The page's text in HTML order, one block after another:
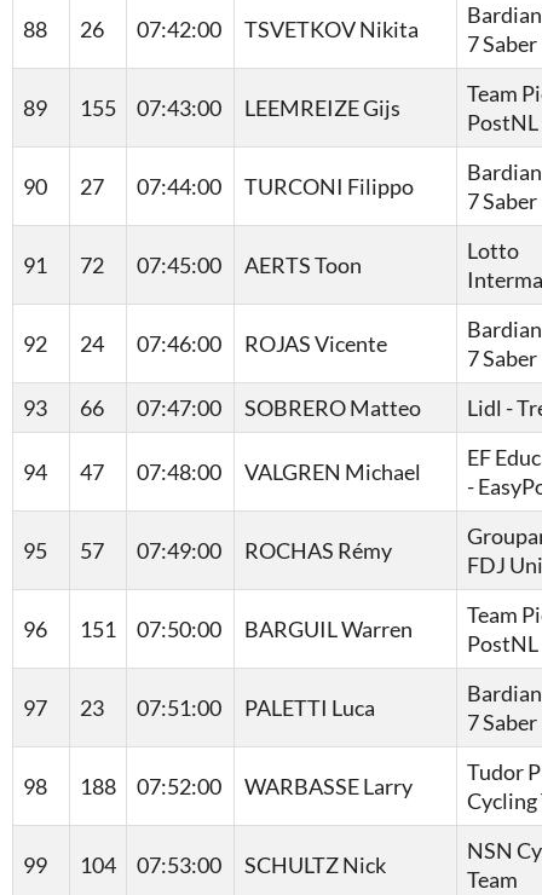
88 26 07:42:00 TSVETKOV Nikita
7 Saber
89 155 07:43:00 LEEMREIZE Gijs
Team
PostNL
90 27 07:44:00 TURCONI Filippo
7 Saber
91 72 07:45:00 AERTS Toon
Lotto
92 24 07:46:00 ROJAS Vicente
7 Saber
93
66 07:47:00 SOBRERO Matteo Lidl -
94 47 07:48:00 VALGREN Michael
EF
-
95 57 07:49:00 ROCHAS Rémy
FDJ
96 151 07:50:00 BARGUIL Warren
Team
PostNL
97 23 07:51:00 PALETTI Luca
7 Saber
98 188 07:52:00 WARBASSE Larry
Tudor
Cycling
99 104 07:53:00 SCHULTZ Nick
NSN
Team